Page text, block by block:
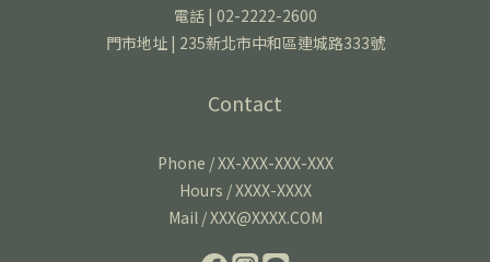
電話 | 02-2222-2600
門市地址 | 235新北市中和區連城路333號
Contact
Phone / XX-XXX-XXX-XXX
Hours / XXXX-XXXX
Mail / XXX@XXXX.COM